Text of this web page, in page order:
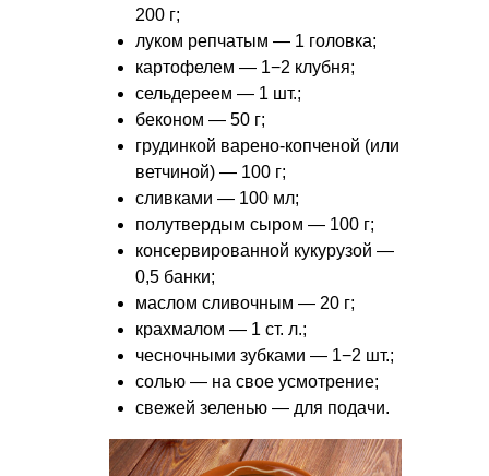
200 г;
луком репчатым — 1 головка;
картофелем — 1−2 клубня;
сельдереем — 1 шт.;
беконом — 50 г;
грудинкой варено-копченой (или
ветчиной) — 100 г;
сливками — 100 мл;
полутвердым сыром — 100 г;
консервированной кукурузой —
0,5 банки;
маслом сливочным — 20 г;
крахмалом — 1 ст. л.;
чесночными зубками — 1−2 шт.;
солью — на свое усмотрение;
свежей зеленью — для подачи.